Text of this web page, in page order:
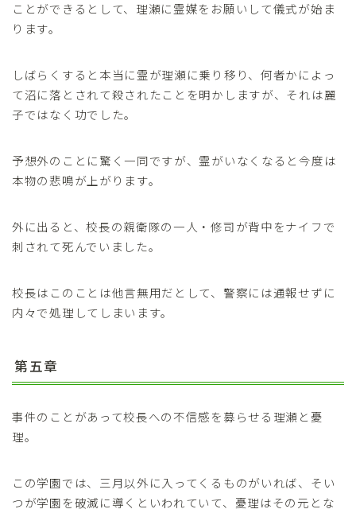
ことができるとして、理瀬に霊媒をお願いして儀式が始ま
ります。
しばらくすると本当に霊が理瀬に乗り移り、何者かによっ
て沼に落とされて殺されたことを明かしますが、それは麗
子ではなく功でした。
予想外のことに驚く一同ですが、霊がいなくなると今度は
本物の悲鳴が上がります。
外に出ると、校長の親衛隊の一人・修司が背中をナイフで
刺されて死んでいました。
校長はこのことは他言無用だとして、警察には通報せずに
内々で処理してしまいます。
第五章
事件のことがあって校長への不信感を募らせる理瀬と憂
理。
この学園では、三月以外に入ってくるものがいれば、そい
つが学園を破滅に導くといわれていて、憂理はその元とな